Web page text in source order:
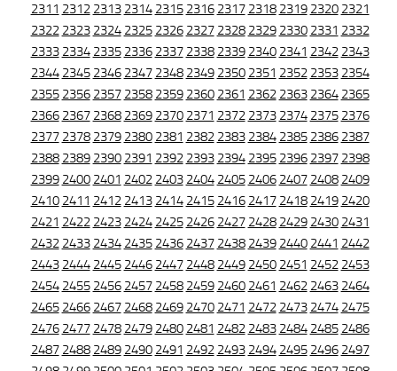
2311 2312 2313 2314 2315 2316 2317 2318 2319 2320 2321
2322 2323 2324 2325 2326 2327 2328 2329 2330 2331 2332
2333 2334 2335 2336 2337 2338 2339 2340 2341 2342 2343
2344 2345 2346 2347 2348 2349 2350 2351 2352 2353 2354
2355 2356 2357 2358 2359 2360 2361 2362 2363 2364 2365
2366 2367 2368 2369 2370 2371 2372 2373 2374 2375 2376
2377 2378 2379 2380 2381 2382 2383 2384 2385 2386 2387
2388 2389 2390 2391 2392 2393 2394 2395 2396 2397 2398
2399 2400 2401 2402 2403 2404 2405 2406 2407 2408 2409
2410 2411 2412 2413 2414 2415 2416 2417 2418 2419 2420
2421 2422 2423 2424 2425 2426 2427 2428 2429 2430 2431
2432 2433 2434 2435 2436 2437 2438 2439 2440 2441 2442
2443 2444 2445 2446 2447 2448 2449 2450 2451 2452 2453
2454 2455 2456 2457 2458 2459 2460 2461 2462 2463 2464
2465 2466 2467 2468 2469 2470 2471 2472 2473 2474 2475
2476 2477 2478 2479 2480 2481 2482 2483 2484 2485 2486
2487 2488 2489 2490 2491 2492 2493 2494 2495 2496 2497